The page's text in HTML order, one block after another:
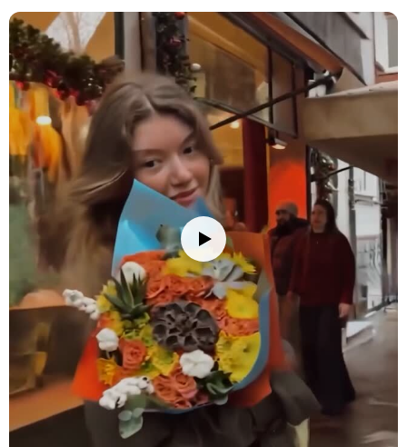
Ev Dekorasyonu:Modern çizgileri ve zarif tasarımıyla, oturma odası,
yemek odası veya giriş alanlarında hoş bir atmosfer yaratır. Evinize
zarif bir dokunuş katar ve her köşede estetik bir hava oluşturur.
Ofis Hediyesi:Çalışma arkadaşınıza ya da yöneticinize hediye
olarak sunabileceğiniz anlamlı ve şık bir seçenek. Ofis masasında
hoş bir dekorasyon sağlar ve profesyonel bir atmosfer yaratır.
Tören ve Kutlamalar:
Düğün, nişan, iş kutlamaları veya özel
davetlerde, bu aranjman etkinliğinize şıklık ve zarafet katacaktır.
Özellikle uzun süreli hatırlanacak etkileyici bir dekor olacaktır.
Yeni Ev Hediyesi:
Yeni bir eve taşınan sevdiklerinize, evlerine zarif
bir dokunuş ekleyecek anlamlı bir hediye alternatifi sunabilirsiniz.
Modern ve şık tasarımı ile her türlü iç mekâna uyum sağlar.
Bakım İpuçları
Çiçek buketinizi/vazonuzu eve getirdiğinizde, ambalajını açıp varsa
iplerini çözün. Çiçeklerin daha fazla su çekebilmesi için alt
yaprakları temizleyin ve saplarını 2-3 cm kadar, suyun altında
tutarak kesin. Çiçekleri yerleştireceğiniz vazoyu iyice temizleyin ve
vazoya oda sıcaklığında su doldurun; su seviyesini sapların yarısına
kadar gelecek şekilde ayarlamaya dikkat edin. Vazonuza bir paket
çiçek besini eklemeyi unutmayın. Çiçeklerinizi direkt güneş
ışığından, rüzgardan ve ısı kaynaklarından (radyatör, klima, soba
gibi) uzak tutun. Su seviyesini her gün kontrol ederek değiştirin ve
her su değişiminde sapları 0.5-1 cm kadar tekrar kesin. Ayrıca, suyu
klorsuz ve dinlenmiş su ile değiştirmek çiçeklerinizin ömrünü
uzatmanızı sağlayacaktır. Solan veya kuruyan çiçekleri temizleyerek